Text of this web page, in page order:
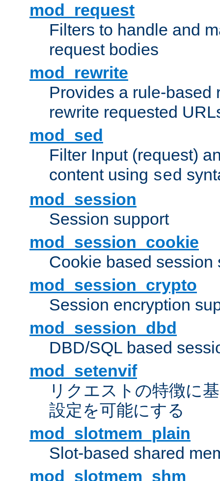
mod_request
Filters to handle and
request bodies
mod_rewrite
Provides a rule-based
rewrite requested
mod_sed
Filter Input (request)
content using sed
mod_session
Session support
mod_session_cookie
Cookie based session
mod_session_crypto
Session encryption
mod_session_dbd
DBD/SQL based
mod_setenvif
リクエストの特徴に
設定を可能にする
mod_slotmem_plain
Slot-based shared
mod_slotmem_shm